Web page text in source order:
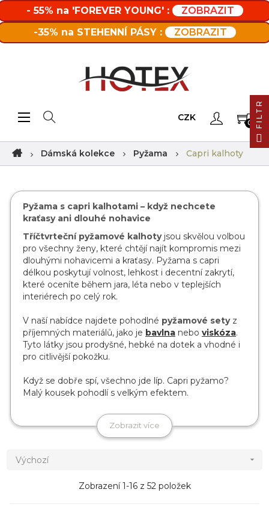
- 55% na 'FOREVER YOUNG' :
ZOBRAZIT
-35% na STEHENNÍ PÁSY :
ZOBRAZIT
Toggle navigation
☰ CZK
0
Dámská kolekce Pyžama Capri kalhoty
Pyžama s capri kalhotami – když nechcete
kraťasy ani dlouhé nohavice
Tříčtvrteční pyžamové kalhotyjsou skvělou volbou
pro všechny ženy, které chtějí najít kompromis mezi
dlouhými nohavicemi a kraťasy. Pyžama s capri
délkou poskytují volnost, lehkost i decentní zakrytí,
které oceníte během jara, léta nebo v teplejších
interiérech po celý rok.
V naší nabídce najdete pohodlné pyžamové setyz
příjemných materiálů, jako je bavlna nebo viskóza.
Tyto látky jsou prodyšné, hebké na dotek a vhodné i
pro citlivější pokožku.
Když se dobře spí, všechno jde líp. Capri pyžamo?
Malý kousek pohodlí s velkým efektem.
Zobrazit více
Výchozí 
Zobrazení 1-16 z 52 položek
FILTR